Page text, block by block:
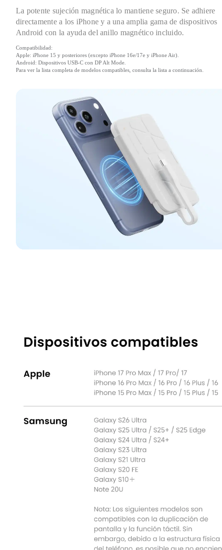
La potente sujeción magnética lo mantiene seguro. Se adhiere
directamente a los iPhone y a una amplia gama de dispositivos
Android con la ayuda del anillo magnético incluido.
Compatibilidad:
Apple: iPhone 15 y posteriores (excepto iPhone 16e/17e y iPhone Air).
Android: Dispositivos USB-C con DP Alt Mode.
Para ver la lista completa de modelos compatibles, consulta la lista a continuación.